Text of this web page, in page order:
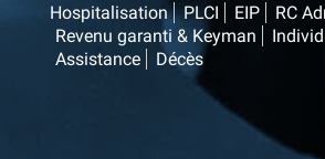
Hospitalisation PLCI EIP
RC
Revenu garanti & Keyman
Assistance
Décès